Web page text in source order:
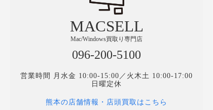
MACSELL
Mac/Windows買取り専門店
096-200-5100
営業時間 月水金 10:00-15:00／火木土 10:00-17:00
日曜定休
熊本の店舗情報・店頭買取はこちら